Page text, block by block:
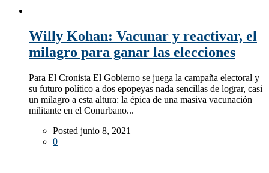
Willy Kohan: Vacunar y reactivar, el
milagro para ganar las elecciones
Para El Cronista El Gobierno se juega la campaña electoral y
su futuro político a dos epopeyas nada sencillas de lograr, casi
un milagro a esta altura: la épica de una masiva vacunación
militante en el Conurbano...
Posted junio 8, 2021
0